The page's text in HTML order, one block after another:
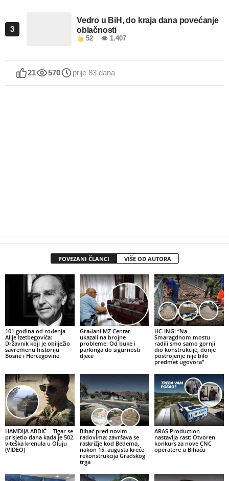
3
Vedro u BiH, do kraja dana povećanje
oblačnosti
52 👁 1.407
21 570 prije 83 dana
POVEZANI ČLANCI VIŠE OD AUTORA
101 godina od rođenja
Alije Izetbegovića:
Državnik koji je obilježio
savremenu historiju
Bosne i Hercegovine
Građani MZ Centar
ukazali na brojne
probleme: Od buke i
parkinga do sigurnosti
djece
HC-ING: “Na
Smaragdnom mostu
radili smo samo gornji
dio konstrukcije, donje
postrojenje nije bilo
predmet ugovora”
HAMDIJA ABDIĆ – Tigar se
prisjetio dana kada je 502.
viteška krenula u Oluju
(VIDEO)
Bihać pred novim
radovima: završava se
raskrižje kod Bedema,
nakon 15. augusta kreće
rekonstrukcija Gradskog
trga
ARAS Production
nastavlja rast: Otvoren
konkurs za nove CNC
operatere u Bihaću